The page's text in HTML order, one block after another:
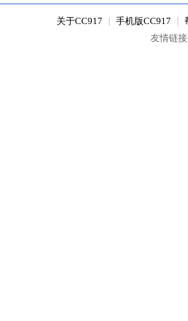
关于CC917 手机版CC917
友情链